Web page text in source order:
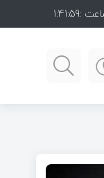
:
1:42:00